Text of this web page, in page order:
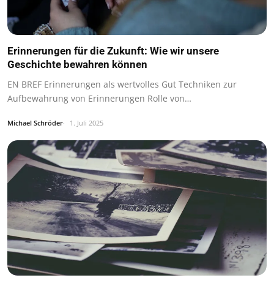
Erinnerungen für die Zukunft: Wie wir unsere
Geschichte bewahren können
EN BREF Erinnerungen als wertvolles Gut Techniken zur
Aufbewahrung von Erinnerungen Rolle von…
Michael Schröder 1. Juli 2025